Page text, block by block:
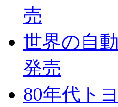
売
世界の自
発売
80年代ト